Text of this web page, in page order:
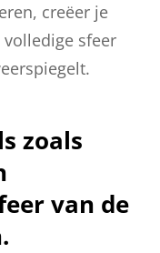
creëer je
sfeer
zoals
van de